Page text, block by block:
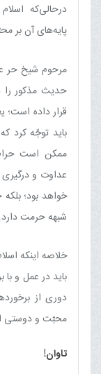
درحالی‌که
پایه‌های آن بر
مرحوم شیخ حر
حدیث مذکور را
قرار داده است؛
باید توجّه کرد
ممکن است
عداوت و
خواهد بود؛
شبهه حرمت دارد.
خلاصه اینکه
باید در عمل و
دوری از
محبّت و دوستی
تاوان!